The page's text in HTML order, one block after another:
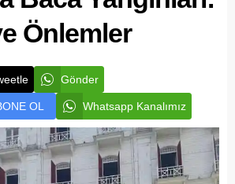
Önlemler
Gönder
OL Whatsapp Kanalımız